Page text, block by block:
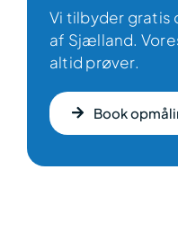
Vi tilbyder gratis
af Sjælland.
altid prøver.
Book